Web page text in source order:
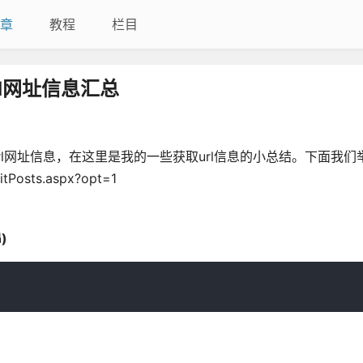
教程 栏目
址信息汇总
址信息，在这里是我的一些获取url信息的小总结。下面我们